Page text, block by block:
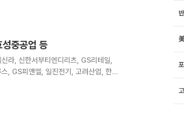
중공업 등
, GS피앤엘, 일진전기, 고려산업, 한솔